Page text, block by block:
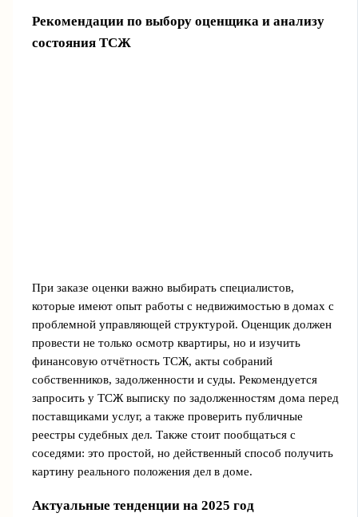
Рекомендации по выбору оценщика и анализу
состояния ТСЖ
При заказе оценки важно выбирать специалистов,
которые имеют опыт работы с недвижимостью в домах с
проблемной управляющей структурой. Оценщик должен
провести не только осмотр квартиры, но и изучить
финансовую отчётность ТСЖ, акты собраний
собственников, задолженности и суды. Рекомендуется
запросить у ТСЖ выписку по задолженностям дома перед
поставщиками услуг, а также проверить публичные
реестры судебных дел. Также стоит пообщаться с
соседями: это простой, но действенный способ получить
картину реального положения дел в доме.
Актуальные тенденции на 2025 год